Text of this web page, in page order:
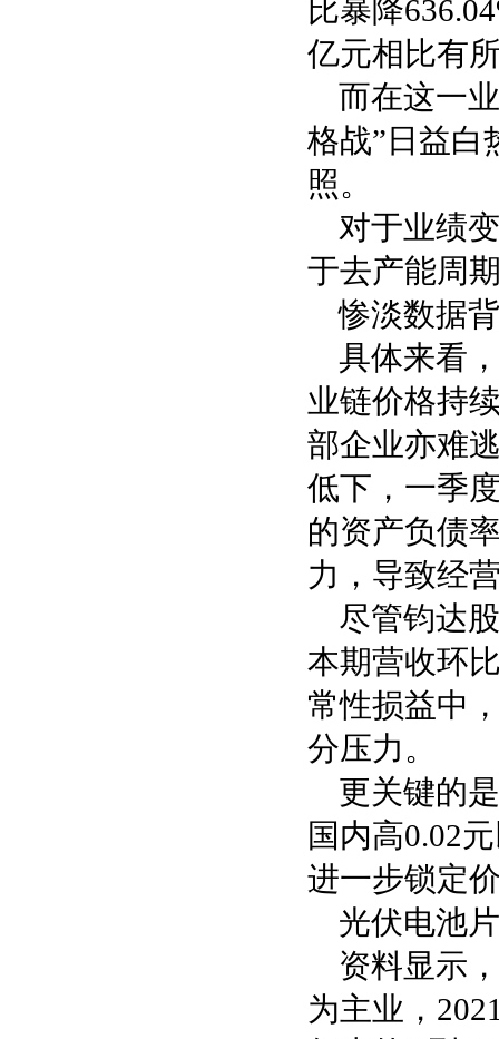
比暴降
亿元相比有
而在这一
格战”日益白
照。
对于业绩
于去产能周
惨淡数据
具体来看
业链价格持
部企业亦难
低下，一季
的资产负债
力，导致经
尽管钧达
本期营收环
常性损益中
分压力。
更关键的
国内高0.02
进一步锁定
光伏电池
资料显示
为主业，